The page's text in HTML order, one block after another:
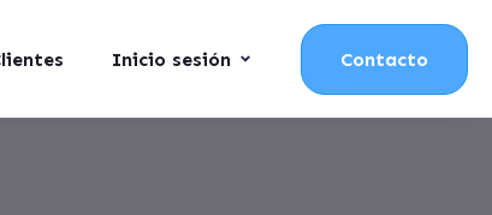
Inicio sesión Contacto